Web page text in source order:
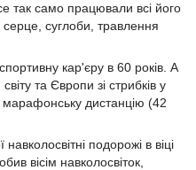
так само працювали всі його
суглоби, травлення
кар'єру в 60 років. А
та Європи зі стрибків у
марафонську дистанцію (42
подорожі в віці
вісім навколосвіток,